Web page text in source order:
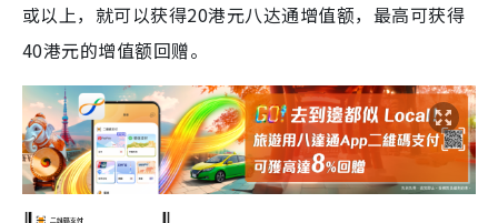
或以上，就可以获得20港元八达通增值额，最高可获得
40港元的增值额回赠。